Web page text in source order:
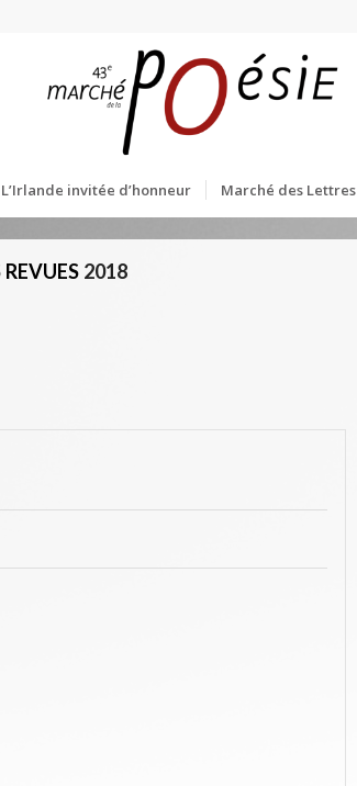
L’Irlande invitée d’honneur Marché des Lettres
2018